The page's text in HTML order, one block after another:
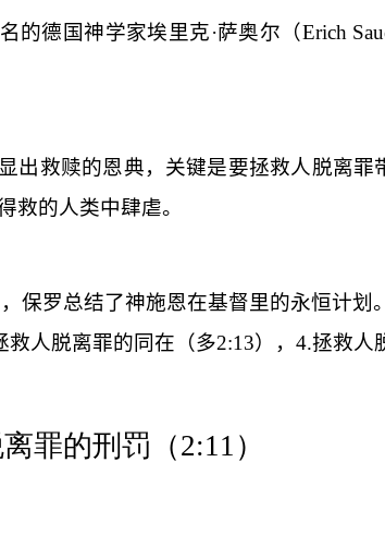
的德国神学家埃里克·萨奥尔（Erich
出救赎的恩典，关键是要拯救人脱离
救的人类中肆虐。
保罗总结了神施恩在基督里的永恒计划
救人脱离罪的同在（多2:13）， 4.拯救人
罪的刑罚（2:11 ）